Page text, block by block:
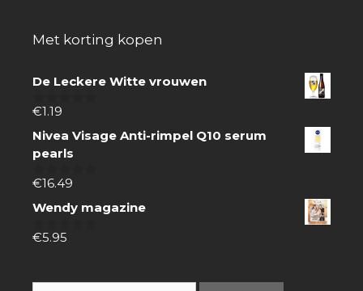
Met korting kopen
De Leckere Witte vrouwen
0
5
€1.19
Nivea Visage Anti-rimpel Q10 serum
pearls
0
5
€16.49
Wendy magazine
0
€5.95